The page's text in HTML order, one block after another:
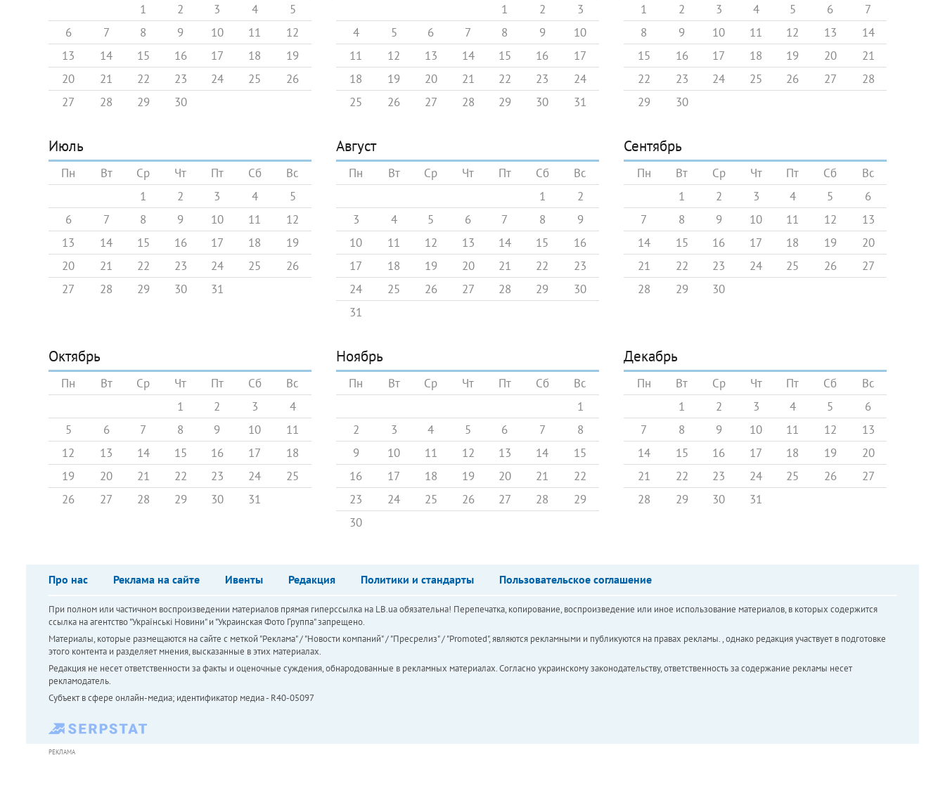
1
2 3 4
5
6
7 8 9 10 11
12
13
14 15 16 17 18
19
20
21 22 23 24 25
26
27
28 29 30
1
2
3
4
5 6 7 8 9
10
11
12 13 14 15 16
17
18
19 20 21 22 23
24
25
26 27 28 29 30 31
1
2 3 4 5 6
7
8
9 10 11 12 13
14
15
16 17 18 19 20
21
22
23 24 25 26 27
28
29
30
Июль
Пн Вт Ср Чт Пт Сб
Вс
1
2 3 4
5
6
7 8 9 10 11
12
13
14 15 16 17 18
19
20
21 22 23 24 25
26
27
28 29 30 31
Август
Пн Вт Ср Чт Пт Сб
Вс
1
2
3
4 5 6 7 8
9
10
11 12 13 14 15
16
17
18 19 20 21 22
23
24
25 26 27 28 29
30
31
Сентябрь
Пн Вт Ср Чт Пт Сб
Вс
1
2 3 4 5
6
7
8 9 10 11 12
13
14
15 16 17 18 19
20
21
22 23 24 25 26
27
28
29 30
Октябрь
Пн Вт Ср Чт Пт Сб
Вс
1
2 3
4
5
6 7 8 9 10
11
12
13 14 15 16 17
18
19
20 21 22 23 24
25
26
27 28 29 30 31
Ноябрь
Пн Вт Ср Чт Пт Сб
Вс
1
2
3 4 5 6 7
8
9
10 11 12 13 14
15
16
17 18 19 20 21
22
23
24 25 26 27 28
29
30
Декабрь
Пн Вт Ср Чт Пт Сб
Вс
1
2 3 4 5
6
7
8 9 10 11 12
13
14
15 16 17 18 19
20
21
22 23 24 25 26
27
28
29 30 31
Про нас Реклама на сайте Ивенты Редакция Политики и стандарты Пользовательское соглашение
При полном или частичном воспроизведении материалов прямая гиперссылка на LB.ua обязательна! Перепечатка, копирование, воспроизведение или иное использование материалов, в которых содержится
ссылка на агентство "Українськi Новини" и "Украинская Фото Группа" запрещено.
Материалы, которые размещаются на сайте с меткой "Реклама" / "Новости компаний" / "Пресрелиз" / "Promoted", являются рекламными и публикуются на правах рекламы. , однако редакция участвует в подготовке
этого контента и разделяет мнения, высказанные в этих материалах.
Редакция не несет ответственности за факты и оценочные суждения, обнародованные в рекламных материалах. Согласно украинскому законодательству, ответственность за содержание рекламы несет
рекламодатель.
Субъект в сфере онлайн-медиа; идентификатор медиа - R40-05097
РЕКЛАМА